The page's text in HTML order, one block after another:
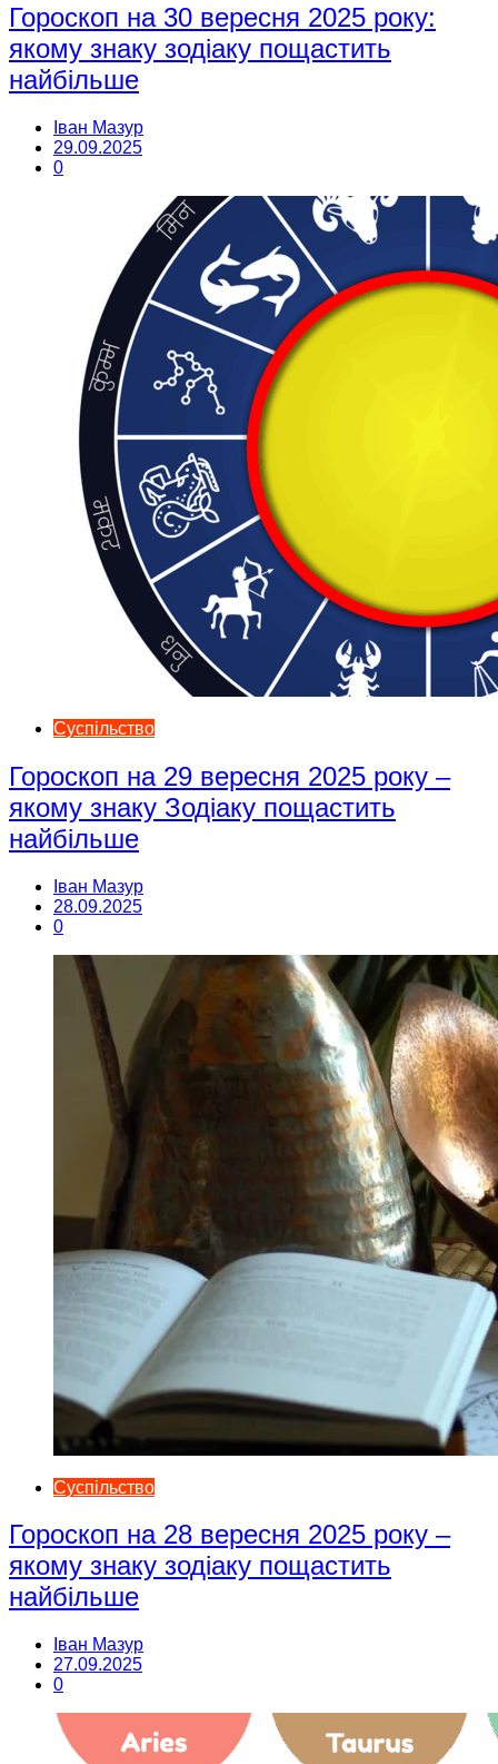
Гороскоп на 30 вересня 2025 року:
якому знаку зодіаку пощастить
найбільше
Іван Мазур
29.09.2025
0
Суспільство
Гороскоп на 29 вересня 2025 року –
якому знаку Зодіаку пощастить
найбільше
Іван Мазур
28.09.2025
0
Суспільство
Гороскоп на 28 вересня 2025 року –
якому знаку зодіаку пощастить
найбільше
Іван Мазур
27.09.2025
0